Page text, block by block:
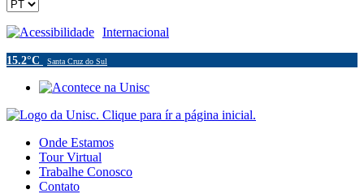
Acessibilidade Internacional
15.2°C Santa Cruz do Sul
Onde Estamos
Tour Virtual
Trabalhe Conosco
Contato